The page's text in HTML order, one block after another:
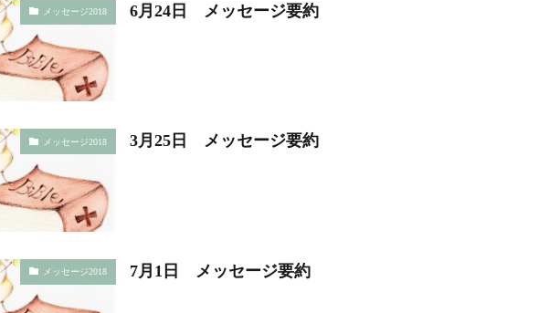
メッセージ2018 6月24日 メッセージ要約
メッセージ2018 3月25日 メッセージ要約
メッセージ2018 7月1日 メッセージ要約